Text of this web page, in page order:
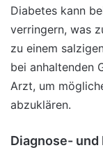
Diabetes kann
verringern, was
zu einem
bei anhaltenden
Arzt, um
abzuklären.
Diagnose-